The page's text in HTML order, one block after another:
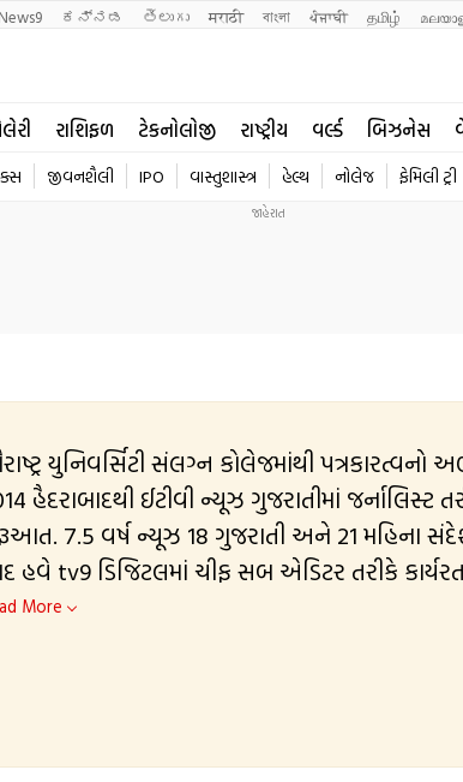
News9 ಕನ್ನಡ తెలుగు मराठी বাংলা ਪੰਜਾਬੀ தமிழ்
રાશિફળ ટેકનોલોજી રાષ્ટ્રીય વર્લ્ડ બિઝનેસ
જીવનશૈલી IPO વાસ્તુશાસ્ત્ર હેલ્થ નોલેજ ફેમિલી ટ્રી
યુનિવર્સિટી સંલગ્ન કોલેજમાંથી પત્રકારત્વનો
તરીકે કારકિર્દીની
7.5 વર્ષ ન્યૂઝ 18 ગુજરાતી અને 21 મહિના
હવે tv9 ડિજિટલમાં ચીફ સબ એડિટર તરીકે
સેવા આપી. સતત નવુ શીખવાનો ક્રમ જારી રાખતા ડિજિટલ
More